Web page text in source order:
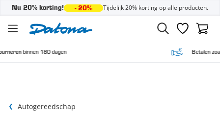
Nu 20% korting! - 20% Tijdelijk 20% korting op alle producten.
Verlanglijst
180 dagen Betalen zoals je wilt,
Autogereedschap